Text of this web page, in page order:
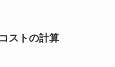
ストの計算